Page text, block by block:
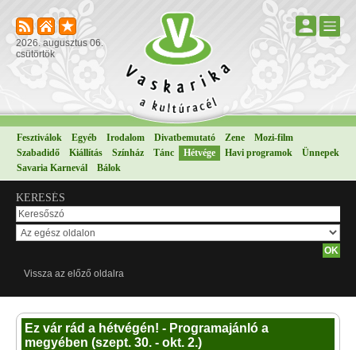
2026. augusztus 06.
csütörtök
Fesztiválok Egyéb Irodalom Divatbemutató Zene
Mozi-film
Szabadidő
Kiállítás Színház Tánc Hétvége Havi programok
Ünnepek
Savaria Karnevál
Bálok
KERESÉS
Vissza az előző oldalra
Ez vár rád a hétvégén! - Programajánló a
megyében (szept. 30. - okt. 2.)